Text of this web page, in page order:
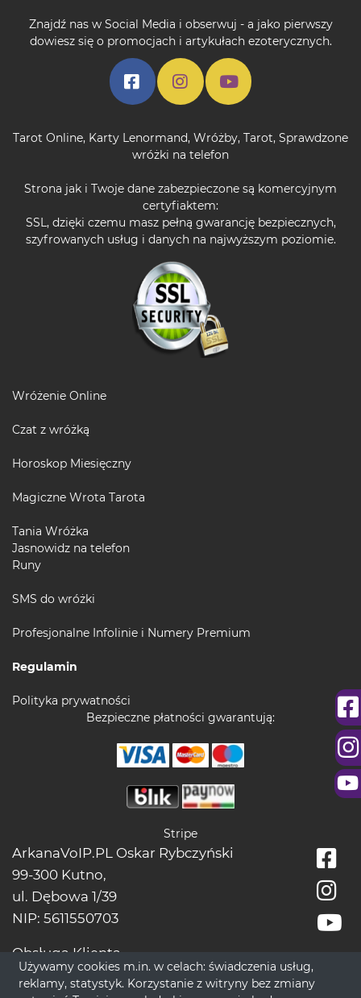
Znajdź nas w Social Media i obserwuj - a jako pierwszy
dowiesz się o promocjach i artykułach ezoterycznych.
Tarot Online, Karty Lenormand, Wróżby, Tarot, Sprawdzone
wróżki na telefon
Strona jak i Twoje dane zabezpieczone są komercyjnym
certyfiaktem:
SSL, dzięki czemu masz pełną gwarancję bezpiecznych,
szyfrowanych usług i danych na najwyższym poziomie.
Wróżenie Online
Czat z wróżką
Horoskop Miesięczny
Magiczne Wrota Tarota
Tania Wróżka
Jasnowidz na telefon
Runy
SMS do wróżki
Profesjonalne Infolinie i Numery Premium
Regulamin
Polityka prywatności
Bezpieczne płatności gwarantują:
Stripe
ArkanaVoIP.PL Oskar Rybczyński
99-300 Kutno,
ul. Dębowa 1/39
NIP: 5611550703
Obsługa Klienta
tel.: +48228966666
Używamy cookies m.in. w celach: świadczenia usług,
reklamy, statystyk. Korzystanie z witryny bez zmiany